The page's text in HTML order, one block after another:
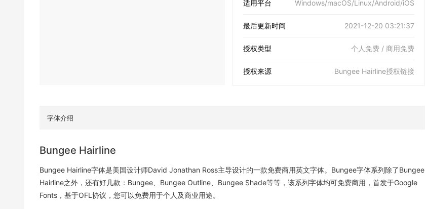
适用平台 Windows/macOS/Linux/Android/iOS
最后更新时间 2021-12-20 03:21:37
授权类型 个人免费 / 商用免费
授权来源 Bungee Hairline授权链接
字体介绍
Bungee Hairline
Bungee Hairline字体是美国设计师David Jonathan Ross主导设计的一款免费商用英文字体。Bungee字体系列除了Bungee
Hairline之外，还有好几款：Bungee、Bungee Outline、Bungee Shade等等，该系列字体均可免费商用，首发于Google
Fonts，基于OFL协议，您可以免费用于个人及商业用途。